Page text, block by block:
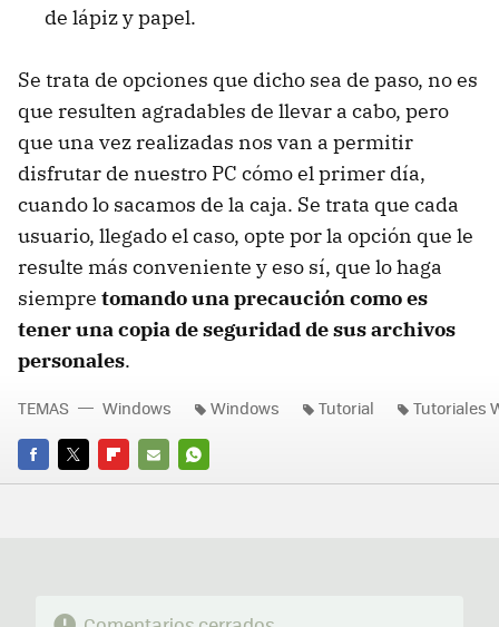
de lápiz y papel.
Se trata de opciones que dicho sea de paso, no es
que resulten agradables de llevar a cabo, pero
que una vez realizadas nos van a permitir
disfrutar de nuestro PC cómo el primer día,
cuando lo sacamos de la caja. Se trata que cada
usuario, llegado el caso, opte por la opción que le
resulte más conveniente y eso sí, que lo haga
siempre tomando una precaución como es
tener una copia de seguridad de sus archivos
personales.
FACEBOOK
TWITTERFLIPBOARD
E-
WHATSAPP
TEMAS Windows Windows Tutorial Tutoriales